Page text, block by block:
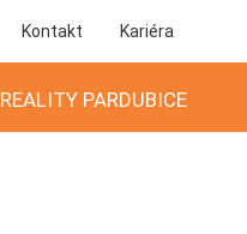
Kontakt Kariéra
REALITY PARDUBICE